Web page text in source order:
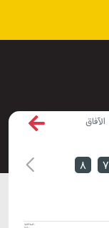
الآفاق
۷ ۸